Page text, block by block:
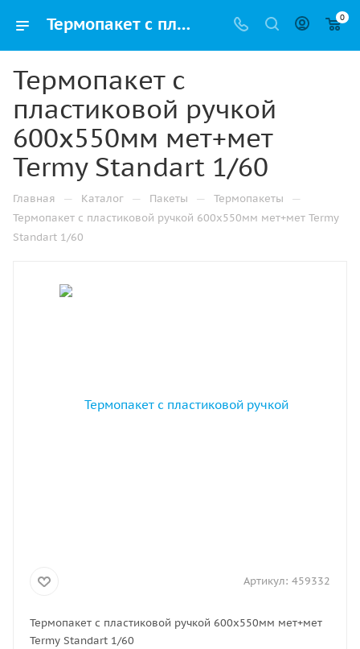
Термопакет с пластиковой ручкой 600х550мм мет+мет Termy Standart 1/60 купить в Ижевске с доставкой оптом и в розницу 0
Термопакет с
пластиковой ручкой
600х550мм мет+мет
Termy Standart 1/60
Главная — Каталог — Пакеты — Термопакеты —
Термопакет с пластиковой ручкой 600х550мм мет+мет Termy
Standart 1/60
Артикул: 459332
Термопакет с пластиковой ручкой 600х550мм мет+мет
Termy Standart 1/60